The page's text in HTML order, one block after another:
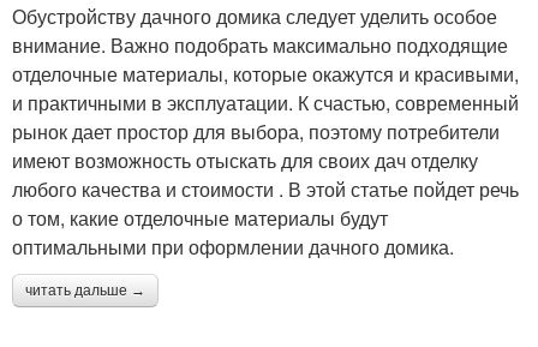
Обустройству дачного домика следует уделить особое
внимание. Важно подобрать максимально подходящие
отделочные материалы, которые окажутся и красивыми,
и практичными в эксплуатации. К счастью, современный
рынок дает простор для выбора, поэтому потребители
имеют возможность отыскать для своих дач отделку
любого качества и стоимости . В этой статье пойдет речь
о том, какие отделочные материалы будут
оптимальными при оформлении дачного домика.
читать дальше →